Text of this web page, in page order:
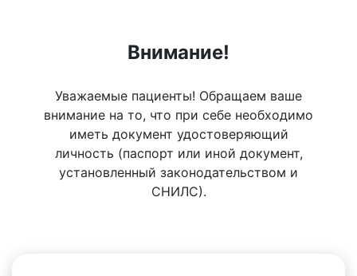
Внимание!
Уважаемые пациенты! Обращаем ваше
внимание на то, что при себе необходимо
иметь документ удостоверяющий
личность (паспорт или иной документ,
установленный законодательством и
СНИЛС).